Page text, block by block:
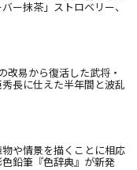
ー抹茶」ストロベリー、
改易から復活した武将・
長に仕えた半年間と波乱
や情景を描くことに相応
鉛筆『色辞典』が新発